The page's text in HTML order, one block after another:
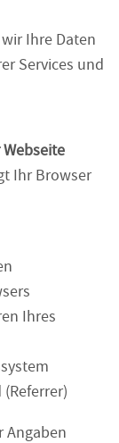
Ihre Daten
Services und
Ihr Browser
Ihres
Angaben